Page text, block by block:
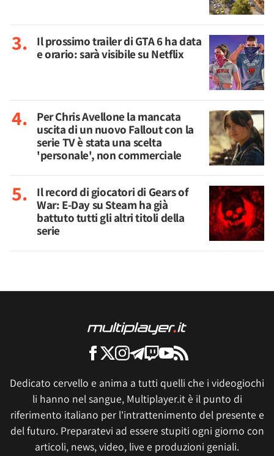
Il prossimo trailer di GTA 6 ha data
e orario: sarà visibile su Netflix
Per Chris Avellone la mancata
uscita di un nuovo Fallout con la
serie TV è stata una scelta
'personale', non commerciale
Il record di giocatori di Gears of
War: E-Day su Steam ha già
battuto tutti gli altri titoli della
serie
Dedicato cervello e anima a tutti quelli che i videogiochi
li hanno nel sangue, Multiplayer.it è il punto di
riferimento italiano per l'intrattenimento del presente e
del futuro. Preparatevi ad essere stupiti ogni giorno con
articoli, news, video, live e produzioni geniali.